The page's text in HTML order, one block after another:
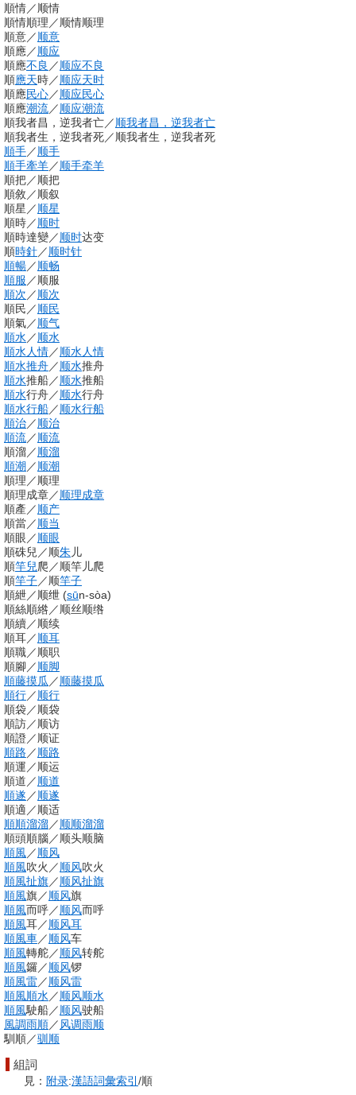
順情／顺情
順情順理 ／顺情顺理
順意／顺意
順應／顺应
順應不良 ／顺应不良
順應天時／顺应天时
順應民心／顺应民心
順應潮流／顺应潮流
順我者昌，逆我者亡／顺我者昌，逆我者亡
順我者生，逆我者死／顺我者生，逆我者死
順手／顺手
順手牽羊／顺手牵羊
順把／顺把
順敘 ／顺叙
順星 ／顺星
順時／顺时
順時達變／顺时达变
順時針／顺时针
順暢／顺畅
順服 ／顺服
順次 ／顺次
順民 ／顺民
順氣／顺气
順水 ／顺水
順水 人情／顺水 人情
順水推舟／顺水推舟
順水推船／顺水推船
順水行舟／顺水行舟
順水行船／顺水行船
順治／顺治
順流／顺流
順溜 ／顺溜
順潮 ／顺潮
順理 ／顺理
順理成章／顺理成章
順產 ／顺产
順當／顺当
順眼 ／顺眼
順硃兒 ／顺朱儿
順竿兒爬 ／顺竿儿爬
順竿子／顺竿子
順紲／顺绁 (sūn-sòa)
順絲順綹 ／顺丝顺绺
順續／顺续
順耳／顺耳
順職／顺职
順腳 ／顺脚
順藤摸瓜 ／顺藤摸瓜
順行／顺行
順袋／顺袋
順訪／顺访
順證／顺证
順路 ／顺路
順運 ／顺运
順道 ／顺道
順遂 ／顺遂
順適 ／顺适
順順溜溜／顺顺溜溜
順頭順腦／顺头顺脑
順風／顺风
順風吹火 ／顺风吹火
順風扯旗／顺风扯旗
順風旗／顺风旗
順風而呼／顺风而呼
順風耳／顺风耳
順風車／顺风车
順風轉舵／顺风转舵
順風鑼／顺风锣
順風雷／顺风雷
順風順水 ／顺风顺水
順風駛船／顺风驶船
風調雨順／ 风调雨顺
馴順／驯顺
組詞
見： 附录:漢語詞彙索引 /順